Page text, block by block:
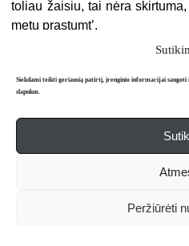
Siekdami teikti geriausią patirtį, įrenginio informacijai saugoti
slapukus.
Peržiūrėti
toliau žaisiu, tai nėra
metų prastumt’.
Bet jaučiaus tai kaip mažas
netraukiančią magę. Aš
pabazaryt’, i aš sutinku mest’